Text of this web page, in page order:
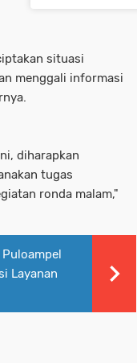
situasi
menggali informasi
diharapkan
tugas
ronda malam,"
Layanan